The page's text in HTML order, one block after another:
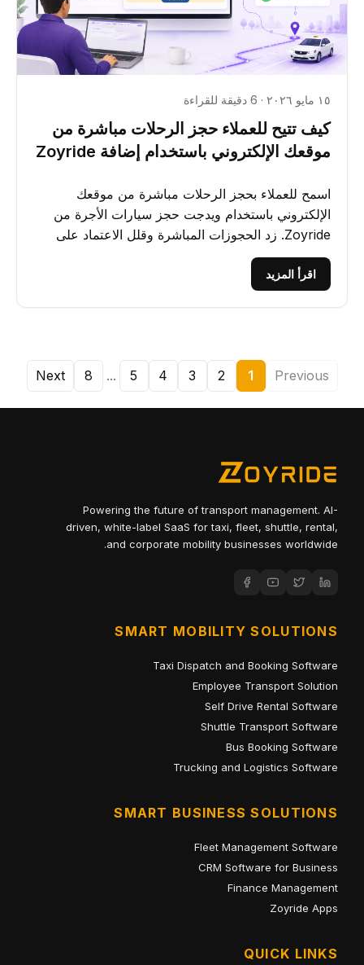
١٥ مايو ٢٠٢٦ · 6 دقيقة للقراءة
كيف تتيح للعملاء حجز الرحلات مباشرة من
موقعك الإلكتروني باستخدام إضافة Zoyride
اسمح للعملاء بحجز الرحلات مباشرة من موقعك
الإلكتروني باستخدام ويدجت حجز سيارات الأجرة من
Zoyride. زد الحجوزات المباشرة وقلل الاعتماد على
المنصات الخارجية.
اقرأ المزيد
Previous
1
2
3
4
5
...
8
Next
Powering the future of transport management. AI-
driven, white-label SaaS for taxi, fleet, shuttle, rental,
and corporate mobility businesses worldwide.
SMART MOBILITY SOLUTIONS
Taxi Dispatch and Booking Software
Employee Transport Solution
Self Drive Rental Software
Shuttle Transport Software
Bus Booking Software
Trucking and Logistics Software
SMART BUSINESS SOLUTIONS
Fleet Management Software
CRM Software for Business
Finance Management
Zoyride Apps
QUICK LINKS